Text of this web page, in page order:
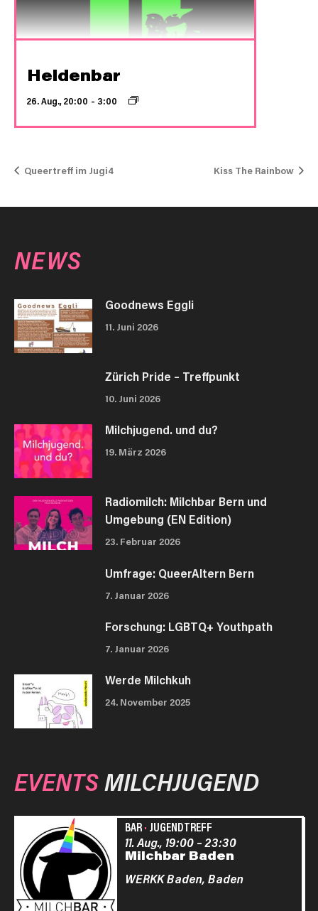
Heldenbar
26. Aug., 20:00 – 3:00
Queertreff im Jugi4 Kiss The Rainbow
NEWS
Goodnews Eggli
11. Juni 2026
Zürich Pride – Treffpunkt
10. Juni 2026
Milchjugend. und du?
19. März 2026
Radiomilch: Milchbar Bern und
Umgebung (EN Edition)
23. Februar 2026
Umfrage: QueerAltern Bern
7. Januar 2026
Forschung: LGBTQ+ Youthpath
7. Januar 2026
Werde Milchkuh
24. November 2025
EVENTSMILCHJUGEND
BAR· JUGENDTREFF
Milchbar Baden
11. Aug., 19:00–23:30
WERKK Baden, Baden